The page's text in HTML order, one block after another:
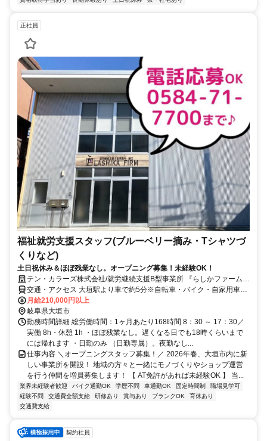
正社員
福祉就労支援スタッフ(ブルーベリー摘み・Tシャツづ
くりなど)
土日祝休み＆ほぼ残業なし。オープニング募集！未経験OK！
テン・カラーズ株式会社/就労継続支援B型事業所 『らしかファーム南
頬』
交通・アクセス 大垣駅より車で約5分※自転車・バイク・自家用車通
勤可／マイカー通勤者向け無料駐車場あり
月給210,000円以上
岐阜県大垣市
勤務時間詳細 総労働時間：1ヶ月あたり168時間 8：30 ～ 17：30／
実働 8h・休憩 1h ・ほぼ残業なし。遅くなる日でも18時くらいまで
には帰れます ・日勤のみ （日勤専属）。夜勤なし...
仕事内容 ＼オープニングスタッフ募集！／ 2026年春、大垣市内に新
しい事業所を開設！ 地域の方々と一緒にモノづくりやショップ運営
を行う仲間を増員募集します！ 【 AT免許があれば未経験OK 】 当...
業界未経験者歓迎 バイク通勤OK 学歴不問 車通勤OK 固定時間制
職場見学可
経験不問
交通費全額支給 研修あり 賞与あり ブランクOK
育休あり
交通費支給
契約社員